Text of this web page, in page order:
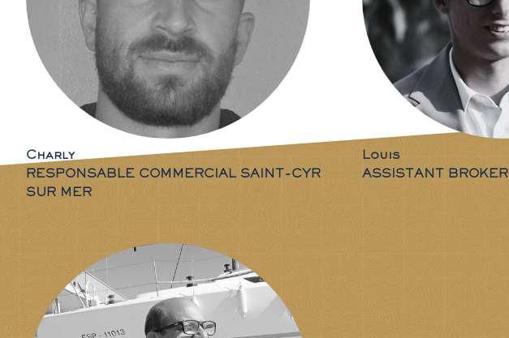
Charly
RESPONSABLE COMMERCIAL SAINT-CYR
SUR MER
Louis
ASSISTANT BROKER